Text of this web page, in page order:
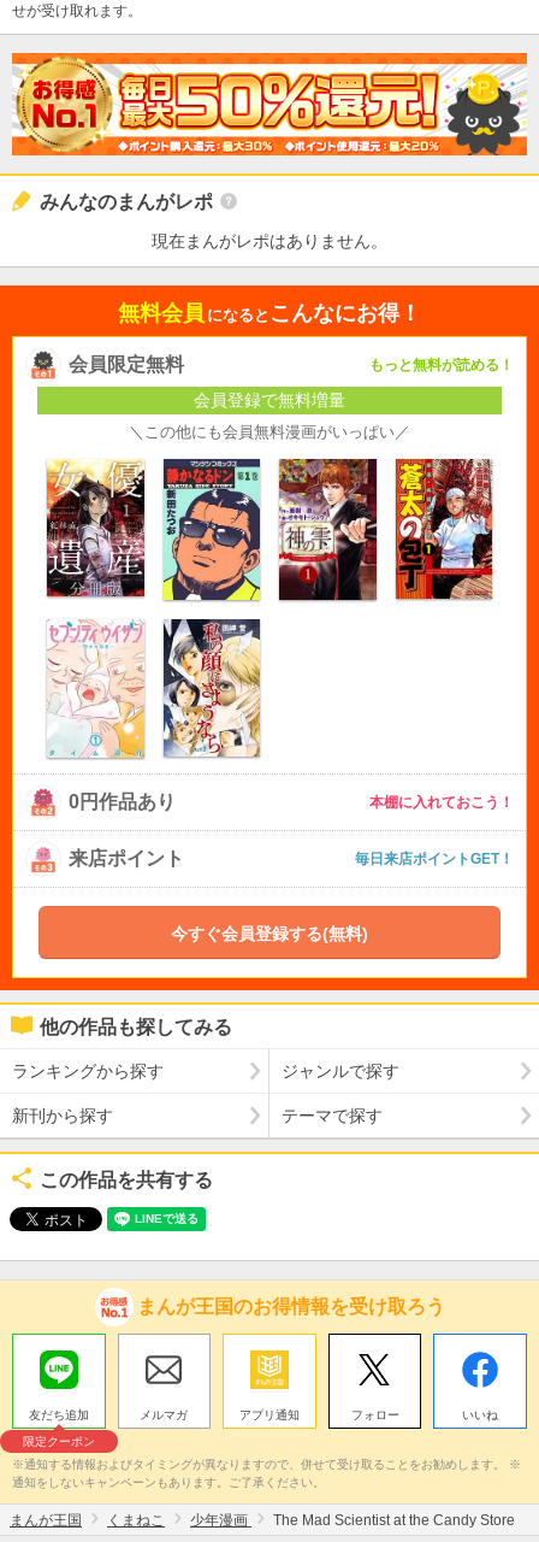
せが受け取れます。
みんなのまんがレポ
現在まんがレポはありません。
無料会員 になると こんなにお得！
会員限定無料 もっと無料が読める！
会員登録で無料増量
＼この他にも会員無料漫画がいっぱい／
0円作品あり 本棚に入れておこう！
来店ポイント 毎日来店ポイントGET！
今すぐ会員登録する(無料)
他の作品も探してみる
ランキングから探す ジャンルで探す
新刊から探す テーマで探す
この作品を共有する
まんが王国のお得情報を受け取ろう
友だち追加
限定クーポン
メルマガ アプリ通知 フォロー いいね
※通知する情報およびタイミングが異なりますので、併せて受け取ることをお勧めします。 ※
通知をしないキャンペーンもあります。ご了承ください。
まんが王国 くまねこ 少年漫画 The Mad Scientist at the Candy Store